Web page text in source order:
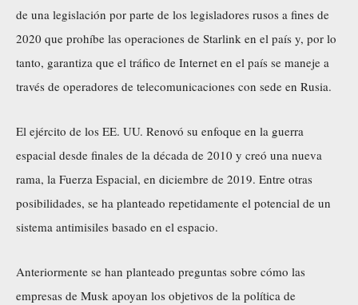
de una legislación por parte de los legisladores rusos a fines de
2020 que prohíbe las operaciones de Starlink en el país y, por lo
tanto, garantiza que el tráfico de Internet en el país se maneje a
través de operadores de telecomunicaciones con sede en Rusia.
El ejército de los EE. UU. Renovó su enfoque en la guerra
espacial desde finales de la década de 2010 y creó una nueva
rama, la Fuerza Espacial, en diciembre de 2019. Entre otras
posibilidades, se ha planteado repetidamente el potencial de un
sistema antimisiles basado en el espacio.
Anteriormente se han planteado preguntas sobre cómo las
empresas de Musk apoyan los objetivos de la política de